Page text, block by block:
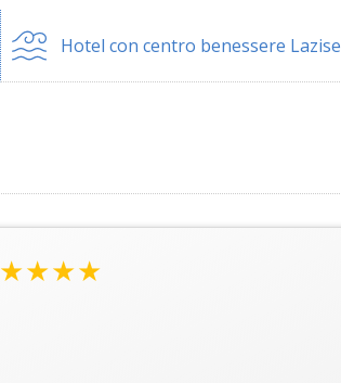
Hotel con centro benessere Lazise
★★★★